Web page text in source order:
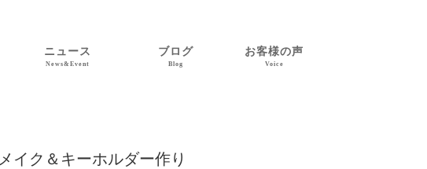
ニュース
News&Event
ブログ
Blog
お客様の声
Voice
イク＆キーホルダー作り